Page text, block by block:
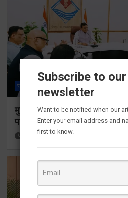
राज्य
मुख्य सचिव ने सभी बड़े प्रोजेक्ट्स का
पर पूर्ण किए जाने के निर्देश दिए
20 hours ago
Subscribe to our
newsletter
Want to be notified when our
Enter your email address and
first to know.